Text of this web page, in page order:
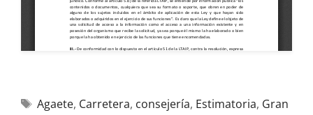
Agaete, Carretera, consejería, Estimatoria, Gran